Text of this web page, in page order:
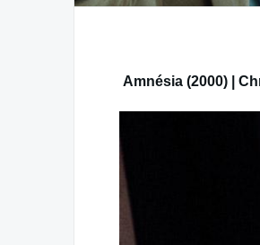
Amnésia (2000) |